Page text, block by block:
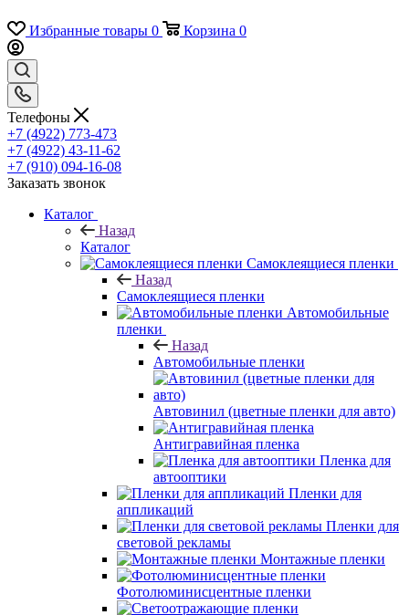
Избранные товары 0 Корзина 0
Телефоны
+7 (4922) 773-473
+7 (4922) 43-11-62
+7 (910) 094-16-08
Заказать звонок
Каталог
Назад
Каталог
Самоклеящиеся пленки
Назад
Самоклеящиеся пленки
Автомобильные
пленки
Назад
Автомобильные пленки
Автовинил (цветные пленки для авто)
Антигравийная пленка
Пленка для
автооптики
Пленки для
аппликаций
Пленки для
световой рекламы
Монтажные пленки
Фотолюминисцентные пленки